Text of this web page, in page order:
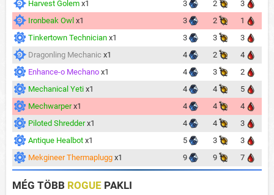
Harvest Golem x1 3 2
3
Ironbeak Owl x1 3 2
1
Tinkertown Technician x1 3 3
3
Dragonling Mechanic x1 4 2
4
Enhance-o Mechano x1 4 3
2
Mechanical Yeti x1 4 4
5
Mechwarper x1 4 4
4
Piloted Shredder x1 4 4
3
Antique Healbot x1 5 3
3
Mekgineer Thermaplugg x1 9 9 7
MÉG TÖBB ROGUE PAKLI